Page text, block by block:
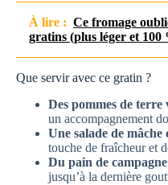
À lire : Ce fromage
gratins (plus léger et
Que servir avec ce gratin ?
Des pommes de terre
un accompagnement
Une salade de
touche de fraîcheur et
Du pain de campagne
jusqu’à la dernière